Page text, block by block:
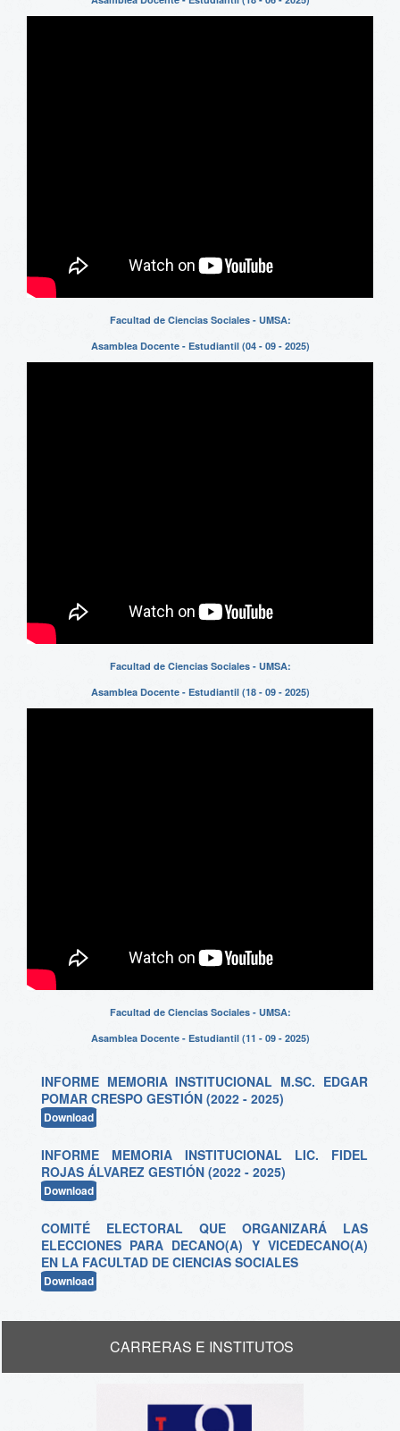
Facultad de Ciencias Sociales - UMSA:
Asamblea Docente - Estudiantil (04 - 09 - 2025)
Facultad de Ciencias Sociales - UMSA:
Asamblea Docente - Estudiantil (18 - 09 - 2025)
Facultad de Ciencias Sociales - UMSA:
Asamblea Docente - Estudiantil (11 - 09 - 2025)
INFORME MEMORIA INSTITUCIONAL M.SC. EDGAR
POMAR CRESPO GESTIÓN (2022 - 2025)
Download
INFORME MEMORIA INSTITUCIONAL LIC. FIDEL
ROJAS ÁLVAREZ GESTIÓN (2022 - 2025)
Download
COMITÉ ELECTORAL QUE ORGANIZARÁ LAS
ELECCIONES PARA DECANO(A) Y VICEDECANO(A)
EN LA FACULTAD DE CIENCIAS SOCIALES
Download
CARRERAS E INSTITUTOS